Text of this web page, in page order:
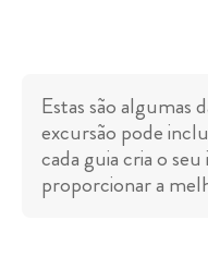
Estas são algumas
excursão pode
cada guia cria o
proporcionar a